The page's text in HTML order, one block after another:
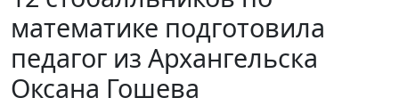
математике подготовила
педагог из Архангельска
Оксана Гошева